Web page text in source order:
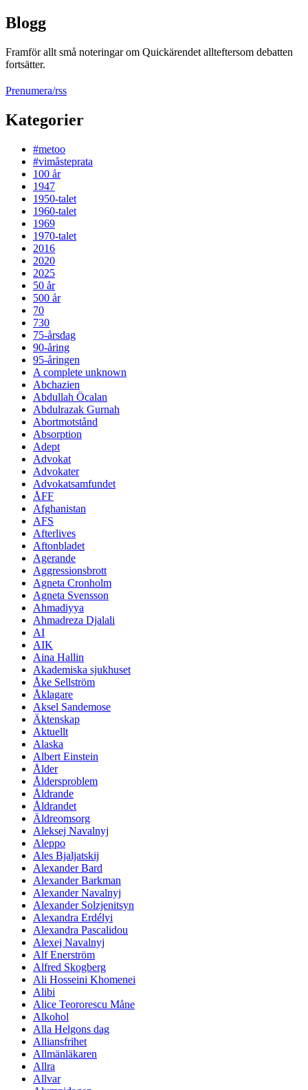
Blogg
Framför allt små noteringar om Quickärendet allteftersom debatten
fortsätter.
Prenumera/rss
Kategorier
#metoo
#vimåsteprata
100 år
1947
1950-talet
1960-talet
1969
1970-talet
2016
2020
2025
50 år
500 år
70
730
75-årsdag
90-åring
95-åringen
A complete unknown
Abchazien
Abdullah Öcalan
Abdulrazak Gurnah
Abortmotstånd
Absorption
Adept
Advokat
Advokater
Advokatsamfundet
ÅFF
Afghanistan
AFS
Afterlives
Aftonbladet
Agerande
Aggressionsbrott
Agneta Cronholm
Agneta Svensson
Ahmadiyya
Ahmadreza Djalali
AI
AIK
Aina Hallin
Akademiska sjukhuset
Åke Sellström
Åklagare
Aksel Sandemose
Äktenskap
Aktuellt
Alaska
Albert Einstein
Ålder
Åldersproblem
Åldrande
Åldrandet
Äldreomsorg
Aleksej Navalnyj
Aleppo
Ales Bjaljatskij
Alexander Bard
Alexander Barkman
Alexander Navalnyj
Alexander Solzjenitsyn
Alexandra Erdélyi
Alexandra Pascalidou
Alexej Navalnyj
Alf Enerström
Alfred Skogberg
Ali Hosseini Khomenei
Alibi
Alice Teororescu Måne
Alkohol
Alla Helgons dag
Alliansfrihet
Allmänläkaren
Allra
Allvar